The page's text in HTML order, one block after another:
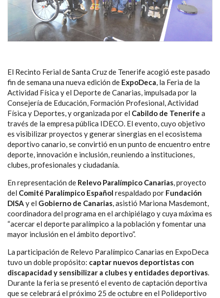
El Recinto Ferial de Santa Cruz de Tenerife acogió este pasado
fin de semana una nueva edición de ExpoDeca, la Feria de la
Actividad Física y el Deporte de Canarias, impulsada por la
Consejería de Educación, Formación Profesional, Actividad
Física y Deportes, y organizada por el Cabildo de Tenerife a
través de la empresa pública IDECO. El evento, cuyo objetivo
es visibilizar proyectos y generar sinergias en el ecosistema
deportivo canario, se convirtió en un punto de encuentro entre
deporte, innovación e inclusión, reuniendo a instituciones,
clubes, profesionales y ciudadanía.
En representación de Relevo Paralímpico Canarias, proyecto
del Comité Paralímpico Español respaldado por Fundación
DISA y el Gobierno de Canarias, asistió Mariona Masdemont,
coordinadora del programa en el archipiélago y cuya máxima es
“acercar el deporte paralímpico a la población y fomentar una
mayor inclusión en el ámbito deportivo”.
La participación de Relevo Paralímpico Canarias en ExpoDeca
tuvo un doble propósito: captar nuevos deportistas con
discapacidad y sensibilizar a clubes y entidades deportivas.
Durante la feria se presentó el evento de captación deportiva
que se celebrará el próximo 25 de octubre en el Polideportivo